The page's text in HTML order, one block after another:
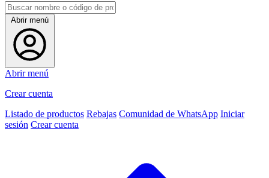
Abrir menú
Abrir menú
Crear cuenta
Listado de productos Rebajas Comunidad de WhatsApp Iniciar
sesión Crear cuenta